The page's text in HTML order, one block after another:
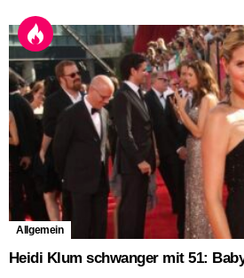
Allgemein
Heidi Klum schwanger mit 51: